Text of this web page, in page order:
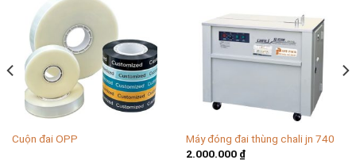
Cuộn đai OPP
Máy đóng đai thùng chali jn 740
2.000.000 ₫